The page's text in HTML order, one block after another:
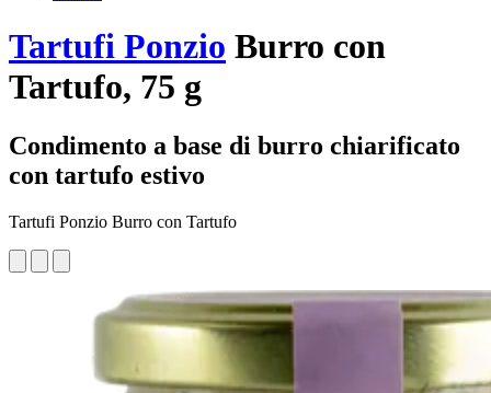
Tartufi Ponzio Burro con
Tartufo, 75 g
Condimento a base di burro chiarificato
con tartufo estivo
Tartufi Ponzio Burro con Tartufo